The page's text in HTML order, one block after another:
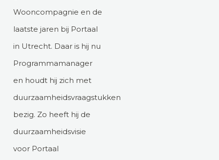
Wooncompagnie en de
laatste jaren bij Portaal
in Utrecht. Daar is hij nu
Programmamanager
en houdt hij zich met
duurzaamheidsvraagstukken
bezig. Zo heeft hij de
duurzaamheidsvisie
voor Portaal